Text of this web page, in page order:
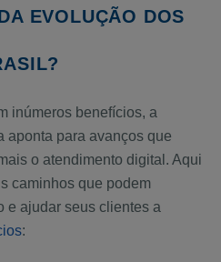
EVOLUÇÃO DOS
inúmeros benefícios, a
aponta para avanços que
o atendimento digital. Aqui
caminhos que podem
e ajudar seus clientes a
: